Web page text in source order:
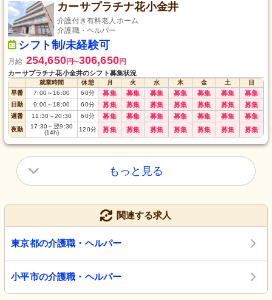
カーサプラチナ花小金井
介護付き有料老人ホーム
介護職・ヘルパー
シフト制/未経験可
月給 254,650円〜306,650円
カーサプラチナ花小金井のシフト募集状況
就業時間 休憩 月 火 水 木 金 土
日
早番
7:00～ 16:00 60分 募集 募集 募集 募集 募集 募集 募集
日勤 9:00～ 18:00 60分 募集 募集 募集 募集 募集 募集 募集
遅番 11:30～20:30 60分 募集 募集 募集 募集 募集 募集 募集
夜勤 17:30～翌9:30
(14h)
120分 募集 募集 募集 募集 募集 募集 募集
もっと見る
関連する求人
東京都の介護職・ヘルパー
小平市の介護職・ヘルパー